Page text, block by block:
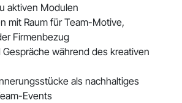
aktiven Modulen
mit Raum für Team-Motive,
Firmenbezug
während des kreativen
als nachhaltiges
Events